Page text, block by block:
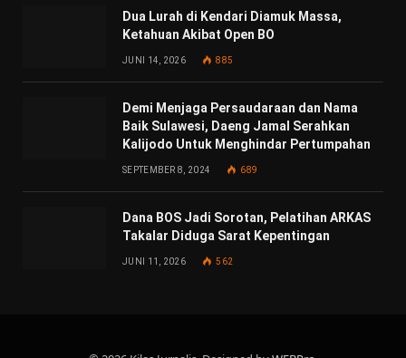
Dua Lurah di Kendari Diamuk Massa,
Ketahuan Akibat Open BO
JUNI 14, 2026 885
Demi Menjaga Persaudaraan dan Nama
Baik Sulawesi, Daeng Jamal Serahkan
Kalijodo Untuk Menghindar Pertumpahan
SEPTEMBER 8, 2024 689
Dana BOS Jadi Sorotan, Pelatihan ARKAS
Takalar Diduga Sarat Kepentingan
JUNI 11, 2026 562